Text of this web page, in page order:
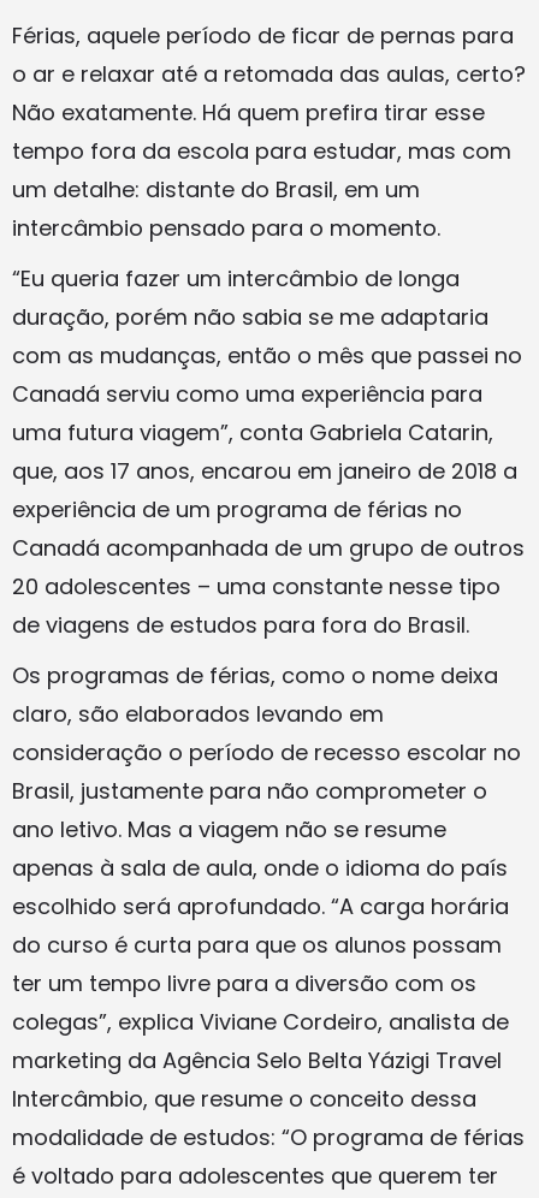
Férias, aquele período de ficar de pernas para
o ar e relaxar até a retomada das aulas, certo?
Não exatamente. Há quem prefira tirar esse
tempo fora da escola para estudar, mas com
um detalhe: distante do Brasil, em um
intercâmbio pensado para o momento.
“Eu queria fazer um intercâmbio de longa
duração, porém não sabia se me adaptaria
com as mudanças, então o mês que passei no
Canadá serviu como uma experiência para
uma futura viagem”, conta Gabriela Catarin,
que, aos 17 anos, encarou em janeiro de 2018 a
experiência de um programa de férias no
Canadá acompanhada de um grupo de outros
20 adolescentes – uma constante nesse tipo
de viagens de estudos para fora do Brasil.
Os programas de férias, como o nome deixa
claro, são elaborados levando em
consideração o período de recesso escolar no
Brasil, justamente para não comprometer o
ano letivo. Mas a viagem não se resume
apenas à sala de aula, onde o idioma do país
escolhido será aprofundado. “A carga horária
do curso é curta para que os alunos possam
ter um tempo livre para a diversão com os
colegas”, explica Viviane Cordeiro, analista de
marketing da Agência Selo Belta Yázigi Travel
Intercâmbio, que resume o conceito dessa
modalidade de estudos: “O programa de férias
é voltado para adolescentes que querem ter